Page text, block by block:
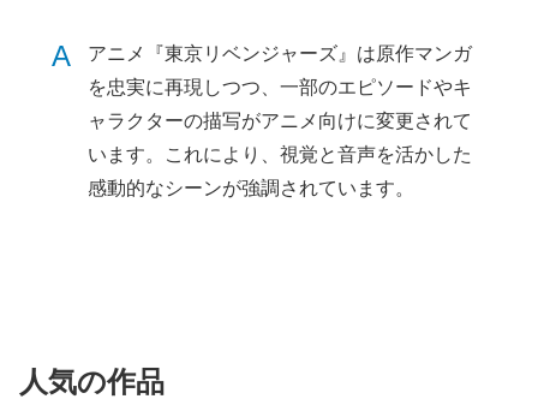
A
アニメ『東京リベンジャーズ』は原作マンガ
を忠実に再現しつつ、一部のエピソードやキ
ャラクターの描写がアニメ向けに変更されて
います。これにより、視覚と音声を活かした
感動的なシーンが強調されています。
人気の作品